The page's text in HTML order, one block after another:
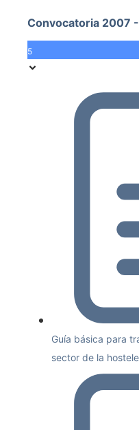
Convocatoria 2007
5
Guía básica para
sector de la